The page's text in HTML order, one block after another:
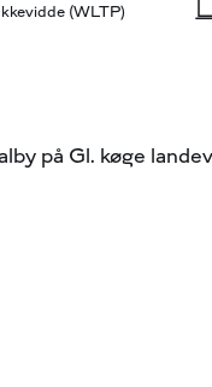
(WLTP)
på Gl. køge